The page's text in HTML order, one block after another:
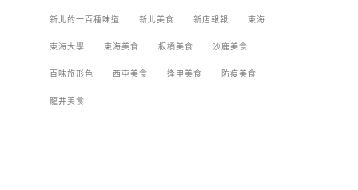
新北的一百種味道 新北美食 新店報報 東海
東海大學 東海美食 板橋美食 沙鹿美食
百味旅形色 西屯美食 逢甲美食 防疫美食
龍井美食